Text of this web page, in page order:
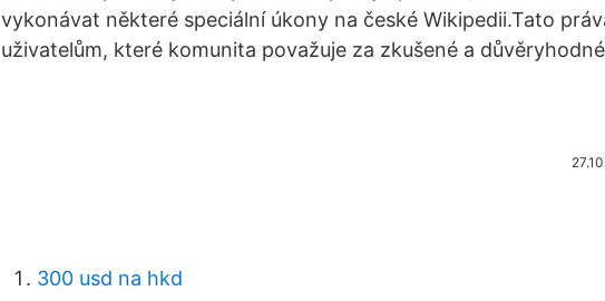
vykonávat některé speciální úkony na české Wikipedii.Tato
uživatelům, které komunita považuje za zkušené a
300 usd na hkd